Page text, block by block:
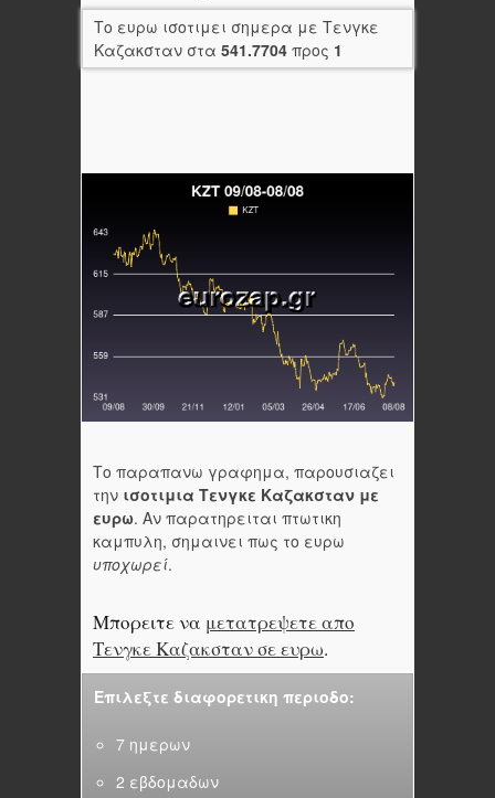
Το ευρω ισοτιμει σημερα με Τενγκε
Καζακσταν στα 541.7704 προς 1
Το παραπανω γραφημα, παρουσιαζει
την ισοτιμια Τενγκε Καζακσταν με
ευρω. Αν παρατηρειται πτωτικη
καμπυλη, σημαινει πως το ευρω
υποχωρεί.
Μπορειτε να μετατρεψετε απο
Τενγκε Καζακσταν σε ευρω.
Επιλεξτε διαφορετικη περιοδο:
7 ημερων
2 εβδομαδων